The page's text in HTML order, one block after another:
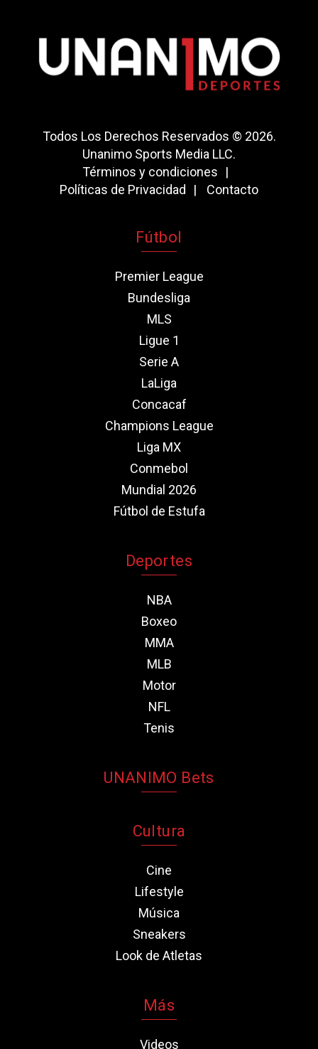
Todos Los Derechos Reservados © 2026.
Unanimo Sports Media LLC.
Términos y condiciones
Políticas de Privacidad
Contacto
Fútbol
Premier League
Bundesliga
MLS
Ligue 1
Serie A
LaLiga
Concacaf
Champions League
Liga MX
Conmebol
Mundial 2026
Fútbol de Estufa
Deportes
NBA
Boxeo
MMA
MLB
Motor
NFL
Tenis
UNANIMO Bets
Cultura
Cine
Lifestyle
Música
Sneakers
Look de Atletas
Más
Videos